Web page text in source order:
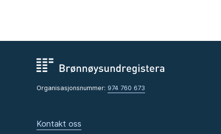
Organisasjonsnummer: 974 760 673
Kontakt oss